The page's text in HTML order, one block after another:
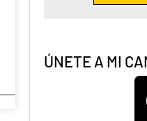
ÚNETE A MI